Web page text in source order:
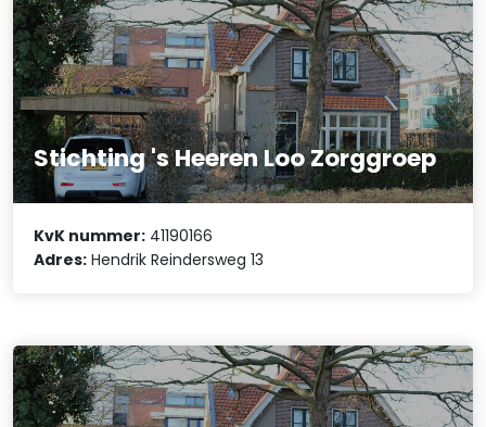
Stichting 's Heeren Loo Zorggroep
KvK nummer: 41190166
Adres: Hendrik Reindersweg 13